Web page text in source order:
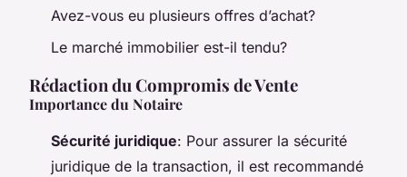
Avez-vous eu plusieurs offres d’achat?
Le marché immobilier est-il tendu?
Rédaction du Compromis de Vente
Importance du Notaire
Sécurité juridique: Pour assurer la sécurité
juridique de la transaction, il est recommandé